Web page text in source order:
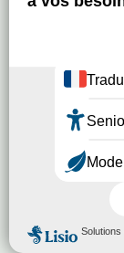
© 2024
CACTUS